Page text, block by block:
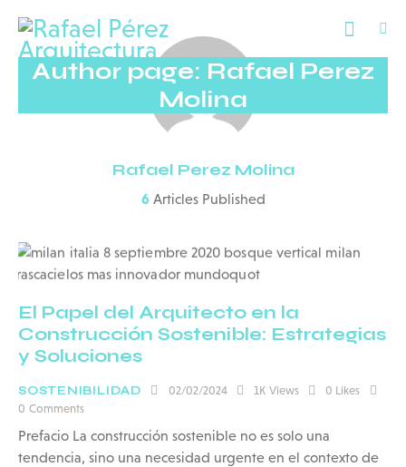
Author page: Rafael Perez
Molina
Rafael Perez Molina
6Articles Published
El Papel del Arquitecto en la
Construcción Sostenible: Estrategias
y Soluciones
SOSTENIBILIDAD 02/02/2024 1K Views 0 Likes
0 Comments
Prefacio La construcción sostenible no es solo una
tendencia, sino una necesidad urgente en el contexto de